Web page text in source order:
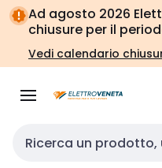
Vai alla
navigazione
Vai
alla
pagina
Ad agosto 2026
chiusure per il
Vedi calendario
Cerca input